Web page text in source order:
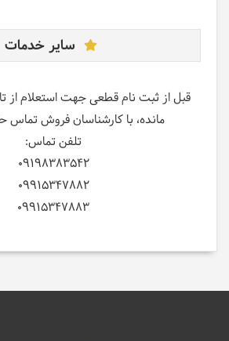
سایر خدمات
قبل از ثبت نام قطعی جهت استعلام از
مانده، با کارشناسان فروش تماس
تلفن تماس:
09198383542
09915347882
09915347883